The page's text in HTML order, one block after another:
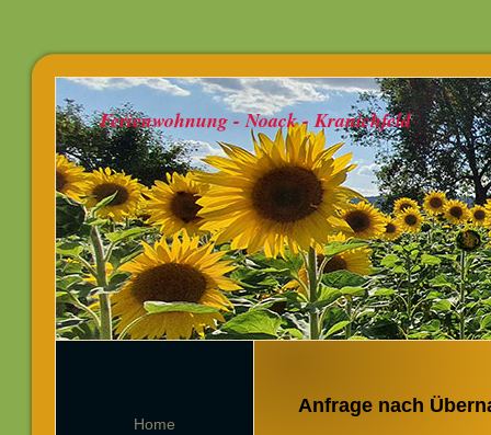
Ferienwohnung - Noack - Kranichfeld
Home
Anfrage nach